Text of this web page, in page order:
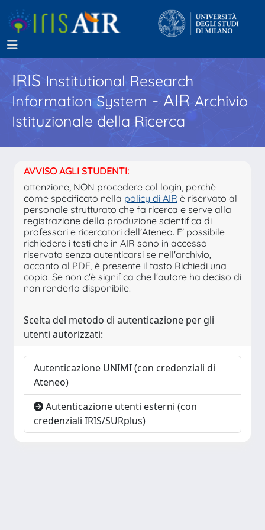
IRISInstitutional Research
Information System - AIR Archivio
Istituzionale della Ricerca
AVVISO AGLI STUDENTI:
attenzione, NON procedere col login, perchè
come specificato nella policy di AIR è riservato al
personale strutturato che fa ricerca e serve alla
registrazione della produzione scientifica di
professori e ricercatori dell'Ateneo. E' possibile
richiedere i testi che in AIR sono in accesso
riservato senza autenticarsi se nell'archivio,
accanto al PDF, è presente il tasto Richiedi una
copia. Se non c'è significa che l'autore ha deciso di
non renderlo disponibile.
Scelta del metodo di autenticazione per gli
utenti autorizzati:
Autenticazione UNIMI (con credenziali di
Ateneo)
Autenticazione utenti esterni (con
credenziali IRIS/SURplus)